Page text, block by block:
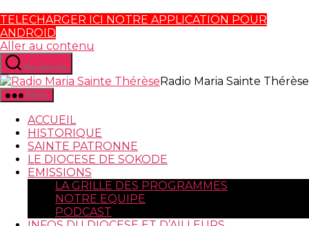
TELECHARGER ICI NOTRE APPLICATION POUR
ANDROID
Aller au contenu
Recherche
Radio Maria Sainte Thérèse
Menu
ACCUEIL
HISTORIQUE
SAINTE PATRONNE
LE DIOCESE DE SOKODE
EMISSIONS
LA GRILLE DES PROGRAMMES
NOTRE EQUIPE
PODCAST